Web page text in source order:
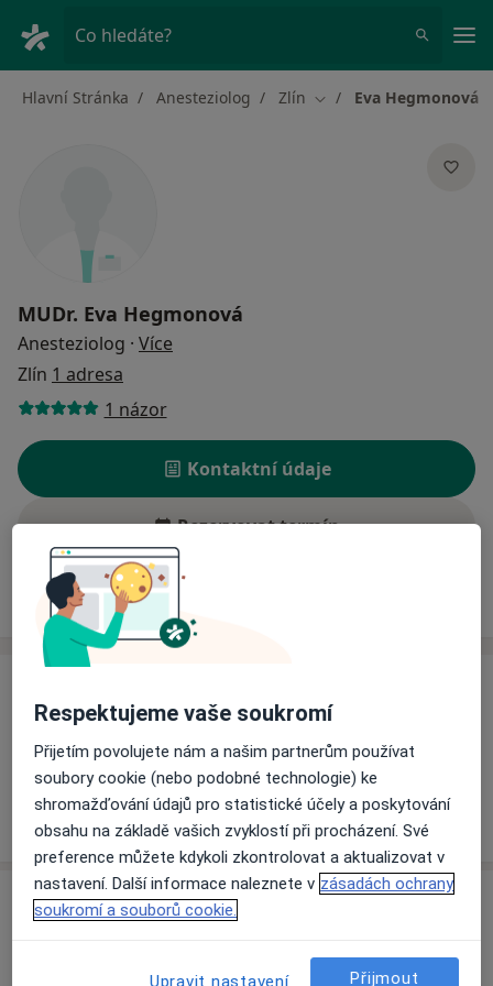
Co hledáte?
Hlavní Stránka Anesteziolog Zlín Změna města
Eva Hegmonová
MUDr. Eva Hegmonová
Anesteziolog · Více
Zlín 1 adresa
1 názor
Kontaktní údaje
Rezervovat termín
Ceník
Informace o službách a cenách nejsou k dispozici
Tento specialista ještě nepřidával žádné informace o
svých službách.
Adresa
Centrum pro léčbu bolesti a paliativni
Respektujeme vaše soukromí
Přijetím povolujete nám a našim partnerům používat
soubory cookie (nebo podobné technologie) ke
shromažďování údajů pro statistické účely a poskytování
obsahu na základě vašich zvyklostí při procházení. Své
preference můžete kdykoli zkontrolovat a aktualizovat v
nastavení. Další informace naleznete v zásadách ochrany
soukromí a souborů cookie.
Upravit nastavení Přijmout